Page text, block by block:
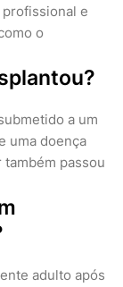
profissional e
o
a um
uma doença
passou
adulto após